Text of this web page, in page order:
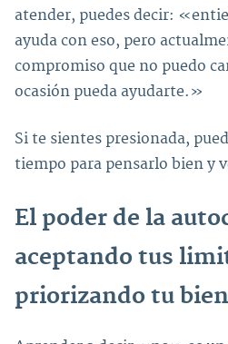
atender, puedes decir:
ayuda con eso, pero
compromiso que no puedo
ocasión pueda ayudarte.»
Si te sientes presionada,
tiempo para pensarlo bien y
El poder de la
aceptando tus
priorizando tu